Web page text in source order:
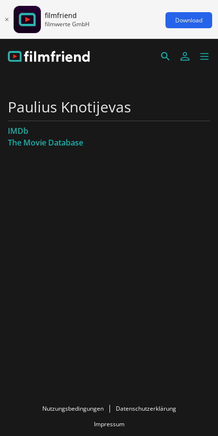
filmfriend
filmwerte GmbH Download
Paulius Knotijevas
IMDb
The Movie Database
Nutzungsbedingungen
Datenschutzerklärung
Impressum